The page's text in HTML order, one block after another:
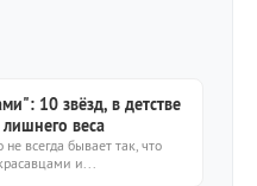
10 звёзд, в детстве
веса
не всегда бывает так, что
и...